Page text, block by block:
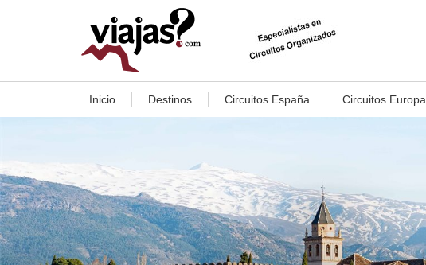
Inicio Destinos Circuitos España Circuitos Europa